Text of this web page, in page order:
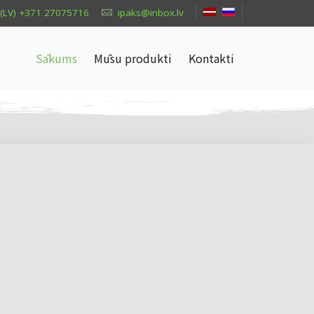
(LV) +371 27075716 ipaks@inbox.lv
Sākums Mūsu produkti Kontakti